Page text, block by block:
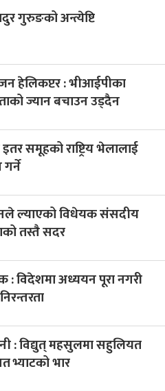
गुरुङको अन्त्येष्टि
हेलिकप्टर : भीआईपीका
ज्यान बचाउन उड्दैन
समूहको राष्ट्रिय भेलालाई
ल्याएको विधेयक संसदीय
तस्तै सदर
: विदेशमा अध्ययन पूरा नगरी
: विद्युत् महसुलमा सहुलियत
भ्याटको भार